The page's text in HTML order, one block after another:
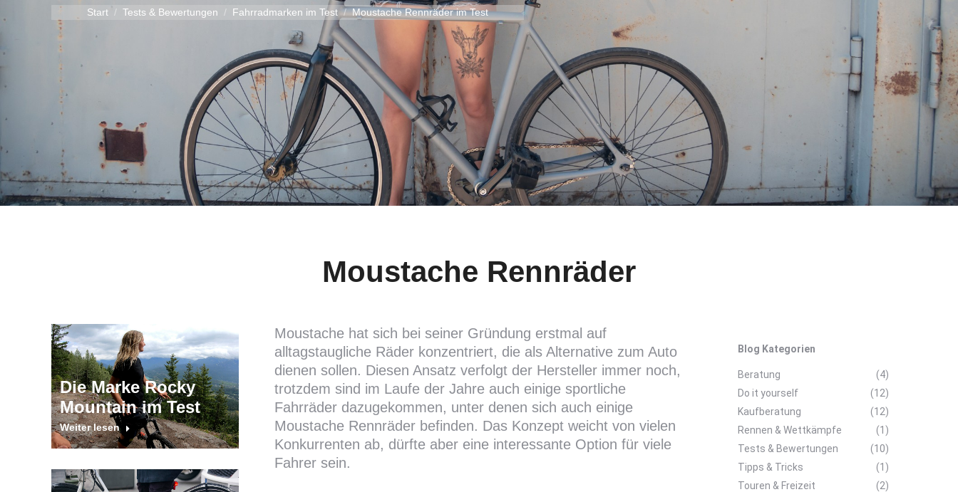
Start Tests & Bewertungen Fahrradmarken im Test Moustache Rennräder im Test
Moustache Rennräder
Die Marke Rocky
Mountain im Test
Weiter lesen
Moustache hat sich bei seiner Gründung erstmal auf
alltagstaugliche Räder konzentriert, die als Alternative zum Auto
dienen sollen. Diesen Ansatz verfolgt der Hersteller immer noch,
trotzdem sind im Laufe der Jahre auch einige sportliche
Fahrräder dazugekommen, unter denen sich auch einige
Moustache Rennräder befinden. Das Konzept weicht von vielen
Konkurrenten ab, dürfte aber eine interessante Option für viele
Fahrer sein.
Blog Kategorien
Beratung
(4)
Do it yourself
(12)
Kaufberatung
(12)
Rennen & Wettkämpfe
(1)
Tests & Bewertungen
(10)
Tipps & Tricks
(1)
Touren & Freizeit
(2)